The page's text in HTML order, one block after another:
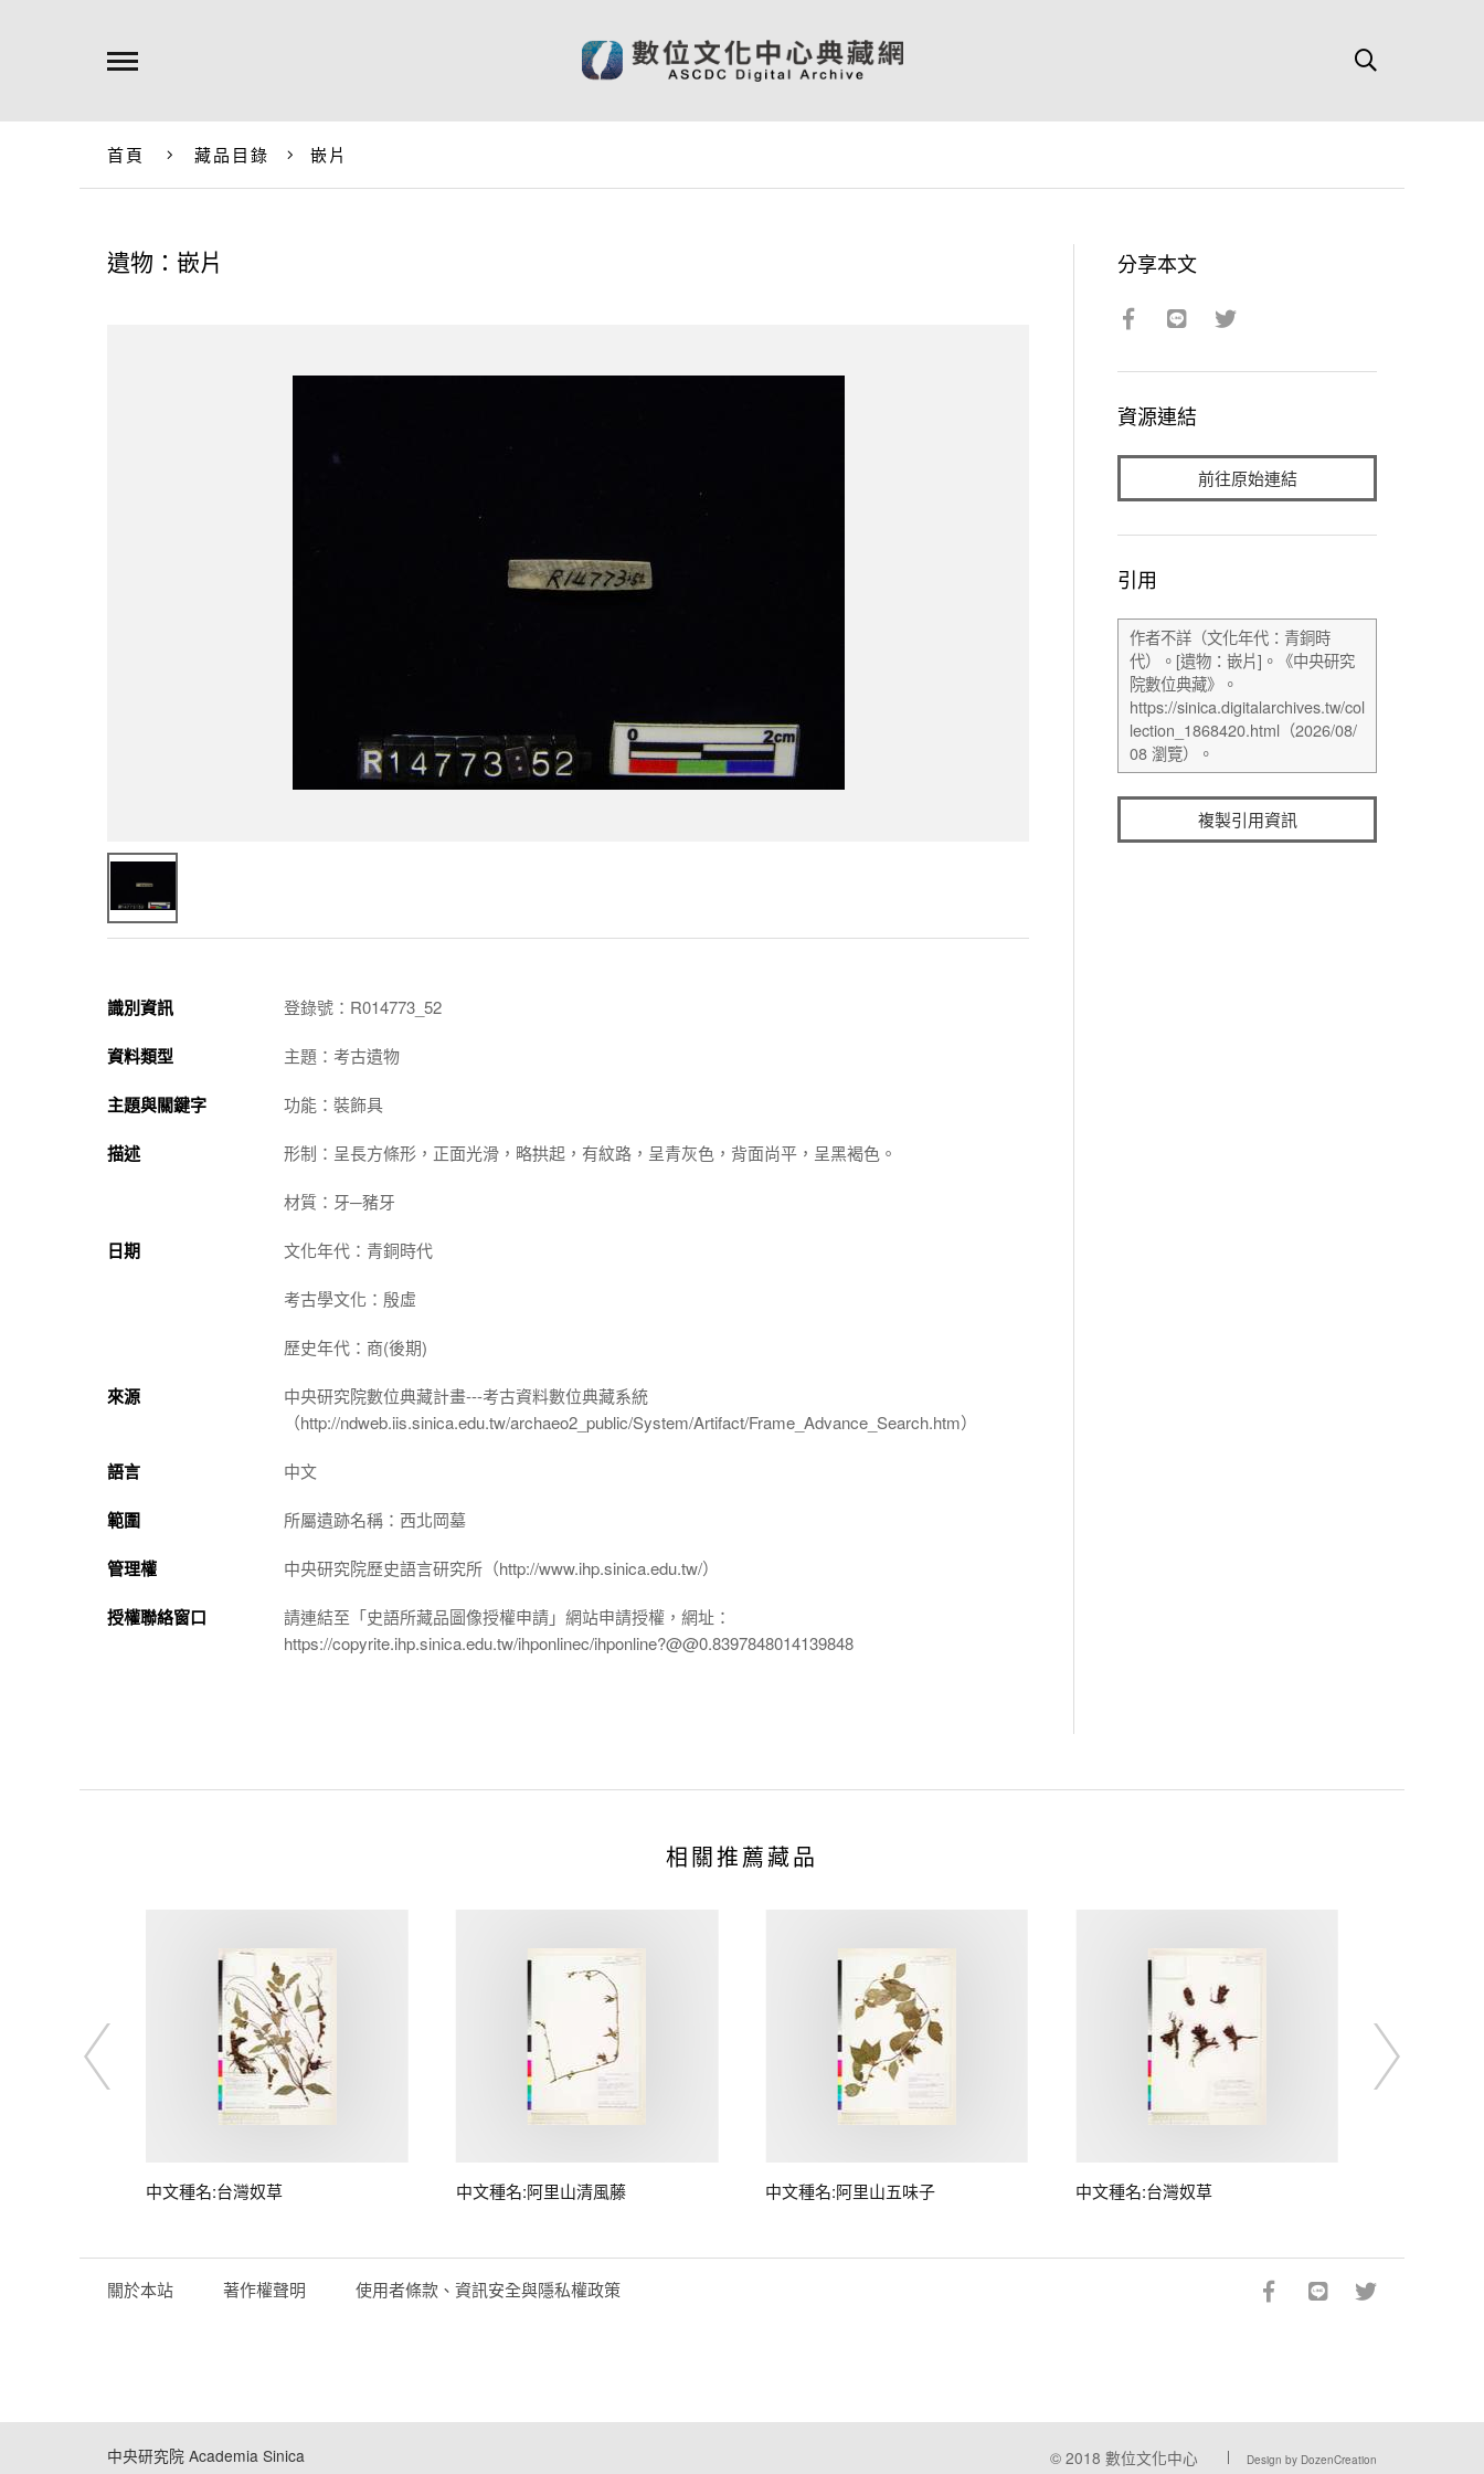
首頁 藏品目錄 嵌片
遺物：嵌片
識別資訊 登錄號：R014773_52
資料類型 主題：考古遺物
主題與關鍵字 功能：裝飾具
描述 形制：呈長方條形，正面光滑，略拱起，有紋路，呈青灰色，背面尚平，呈黑褐色。
材質：牙─豬牙
日期 文化年代：青銅時代
考古學文化：殷虛
歷史年代：商(後期)
來源
中央研究院數位典藏計畫---考古資料數位典藏系統
（http://ndweb.iis.sinica.edu.tw/archaeo2_public/System/Artifact/Frame_Advance_Search.htm）
語言 中文
範圍 所屬遺跡名稱：西北岡墓
管理權 中央研究院歷史語言研究所（http://www.ihp.sinica.edu.tw/）
授權聯絡窗口
請連結至「史語所藏品圖像授權申請」網站申請授權，網址：
https://copyrite.ihp.sinica.edu.tw/ihponlinec/ihponline?@@0.8397848014139848
分享本文
資源連結
前往原始連結
引用
複製引用資訊
相關推薦藏品
中文種名:台灣奴草 中文種名:阿里山清風藤 中文種名:阿里山五味子 中文種名:台灣奴草
關於本站 著作權聲明 使用者條款、資訊安全與隱私權政策
中央研究院 Academia Sinica © 2018 數位文化中心 Design by DozenCreation